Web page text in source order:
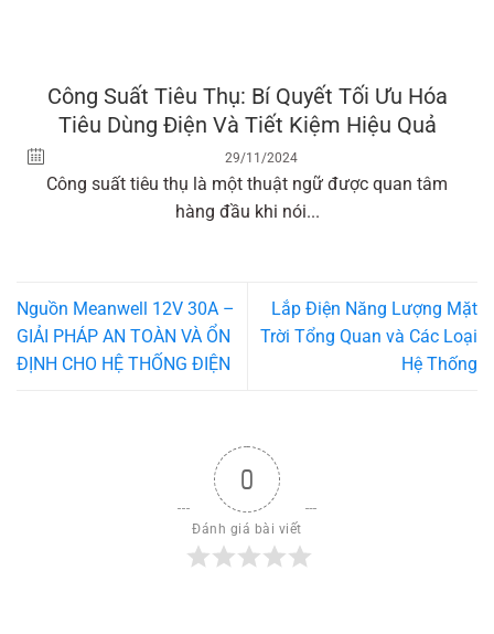
Công Suất Tiêu Thụ: Bí Quyết Tối Ưu Hóa
Tiêu Dùng Điện Và Tiết Kiệm Hiệu Quả
29/11/2024
Công suất tiêu thụ là một thuật ngữ được quan tâm
hàng đầu khi nói...
Nguồn Meanwell 12V 30A –
GIẢI PHÁP AN TOÀN VÀ ỔN
ĐỊNH CHO HỆ THỐNG ĐIỆN
Lắp Điện Năng Lượng Mặt
Trời Tổng Quan và Các Loại
Hệ Thống
0
Đánh giá bài viết